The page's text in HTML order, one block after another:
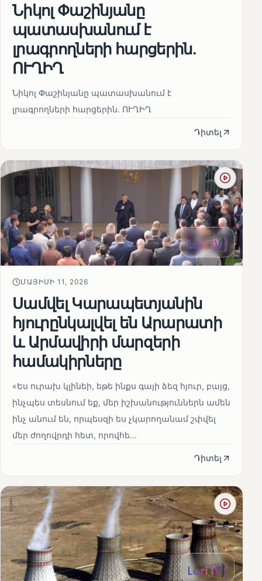
Նիկոլ Փաշինյանը
պատասխանում է
լրագրողների հարցերին․
ՈՒՂԻՂ
Նիկոլ Փաշինյանը պատասխանում է
լրագրողների հարցերին․ ՈՒՂԻՂ
Դիտել
ՄԱՅԻՍԻ 11, 2026
Սամվել Կարապետյանին
հյուրընկալվել են Արարատի
և Արմավիրի մարզերի
համակիրները
«Ես ուրախ կլինեի, եթե ինքս գայի ձեզ հյուր, բայց,
ինչպես տեսնում եք, մեր իշխանություններն ամեն
ինչ անում են, որպեսզի ես չկարողանամ շփվել
մեր ժողովրդի հետ, որովհե...
Դիտել